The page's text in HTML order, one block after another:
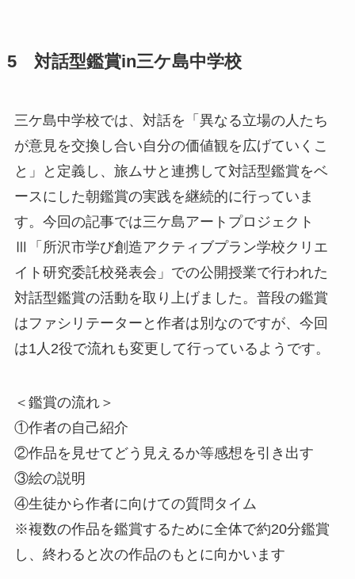
5 対話型鑑賞in三ケ島中学校
三ケ島中学校では、対話を「異なる立場の人たち
が意見を交換し合い自分の価値観を広げていくこ
と」と定義し、旅ムサと連携して対話型鑑賞をベ
ースにした朝鑑賞の実践を継続的に行っていま
す。今回の記事では三ケ島アートプロジェクト
Ⅲ「所沢市学び創造アクティブプラン学校クリエ
イト研究委託校発表会」での公開授業で行われた
対話型鑑賞の活動を取り上げました。普段の鑑賞
はファシリテーターと作者は別なのですが、今回
は1人2役で流れも変更して行っているようです。
＜鑑賞の流れ＞
①作者の自己紹介
②作品を見せてどう見えるか等感想を引き出す
③絵の説明
④生徒から作者に向けての質問タイム
※複数の作品を鑑賞するために全体で約20分鑑賞
し、終わると次の作品のもとに向かいます